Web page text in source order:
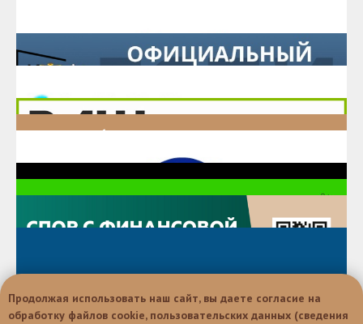
Продолжая использовать наш сайт, вы даете согласие на
обработку файлов cookie, пользовательских данных (сведения